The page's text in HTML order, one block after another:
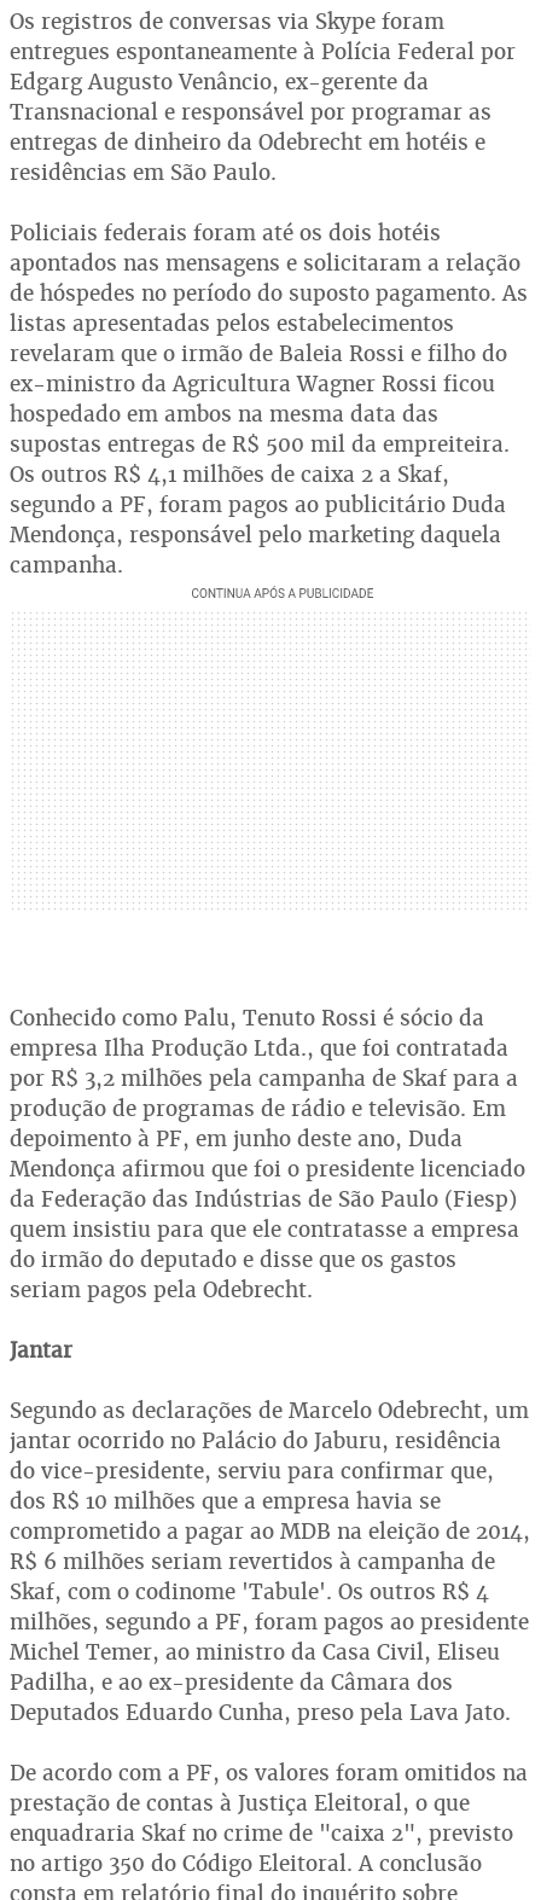
Os registros de conversas via Skype foram
entregues espontaneamente à Polícia Federal por
Edgarg Augusto Venâncio, ex-gerente da
Transnacional e responsável por programar as
entregas de dinheiro da Odebrecht em hotéis e
residências em São Paulo.
Policiais federais foram até os dois hotéis
apontados nas mensagens e solicitaram a relação
de hóspedes no período do suposto pagamento. As
listas apresentadas pelos estabelecimentos
revelaram que o irmão de Baleia Rossi e filho do
ex-ministro da Agricultura Wagner Rossi ficou
hospedado em ambos na mesma data das
supostas entregas de R$ 500 mil da empreiteira.
Os outros R$ 4,1 milhões de caixa 2 a Skaf,
segundo a PF, foram pagos ao publicitário Duda
Mendonça, responsável pelo marketing daquela
campanha.
Conhecido como Palu, Tenuto Rossi é sócio da
empresa Ilha Produção Ltda., que foi contratada
por R$ 3,2 milhões pela campanha de Skaf para a
produção de programas de rádio e televisão. Em
depoimento à PF, em junho deste ano, Duda
Mendonça afirmou que foi o presidente licenciado
da Federação das Indústrias de São Paulo (Fiesp)
quem insistiu para que ele contratasse a empresa
do irmão do deputado e disse que os gastos
seriam pagos pela Odebrecht.
Jantar
Segundo as declarações de Marcelo Odebrecht, um
jantar ocorrido no Palácio do Jaburu, residência
do vice-presidente, serviu para confirmar que,
dos R$ 10 milhões que a empresa havia se
comprometido a pagar ao MDB na eleição de 2014,
R$ 6 milhões seriam revertidos à campanha de
Skaf, com o codinome 'Tabule'. Os outros R$ 4
milhões, segundo a PF, foram pagos ao presidente
Michel Temer, ao ministro da Casa Civil, Eliseu
Padilha, e ao ex-presidente da Câmara dos
Deputados Eduardo Cunha, preso pela Lava Jato.
De acordo com a PF, os valores foram omitidos na
prestação de contas à Justiça Eleitoral, o que
enquadraria Skaf no crime de "caixa 2", previsto
no artigo 350 do Código Eleitoral. A conclusão
consta em relatório final do inquérito sobre